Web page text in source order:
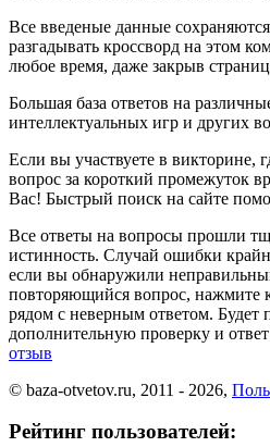
Все введеные данные
разгадывать кроссворд на этом
любое время, даже закрыв
Большая база ответов на
интеллектуальных игр и других
Если вы участвуете в викторине,
вопрос за короткий промежуток
Вас! Быстрый поиск на сайте
Все ответы на вопросы прошли
истинность. Случай ошибки
если вы обнаружили
повторяющийся вопрос, нажмите
рядом с неверным ответом. Будет
дополнительную проверку и
отзыв
© baza-otvetov.ru, 2011 - 2026,
Рейтинг пользователей: